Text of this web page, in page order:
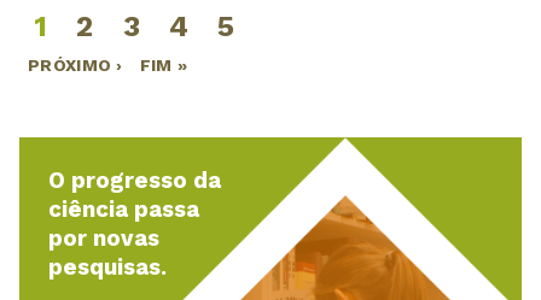
Páginas
1 2 3 4 5
PRÓXIMO › FIM »
O progresso da
ciência passa
por novas
pesquisas.